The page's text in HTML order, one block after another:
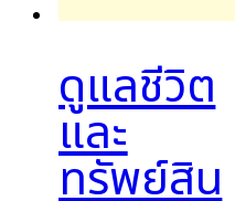
ดูแลชีวิต
และ
ทรัพย์สิน